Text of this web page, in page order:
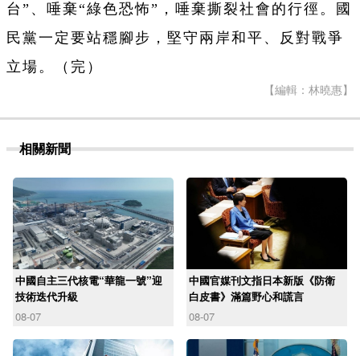
台”、唾棄“綠色恐怖”，唾棄撕裂社會的行徑。國
民黨一定要站穩腳步，堅守兩岸和平、反對戰爭
立場。（完）
【編輯：林曉惠】
相關新聞
中國自主三代核電“華龍一號”迎
技術迭代升級
08-07
中國官媒刊文指日本新版《防衛
白皮書》滿篇野心和謊言
08-07